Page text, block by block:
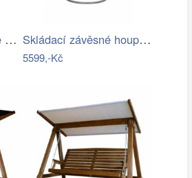
Zahradní houpačka se stříškou GH434015 Skládací závěsné houpací křeslo…
5599,-Kč